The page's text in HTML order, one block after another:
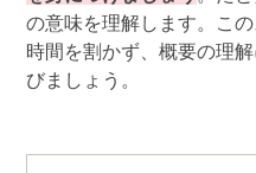
の意味を理解します。こ
時間を割かず、概要の理
びましょう。